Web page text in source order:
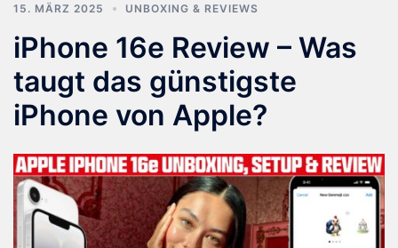
15. MÄRZ 2025 UNBOXING & REVIEWS
iPhone 16e Review – Was
taugt das günstigste
iPhone von Apple?